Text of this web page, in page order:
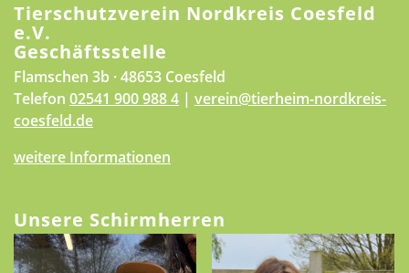
Tierschutzverein Nordkreis Coesfeld
e.V.
Geschäftsstelle
Flamschen 3b · 48653 Coesfeld
Telefon 02541 900 988 4 | verein@tierheim-nordkreis-
coesfeld.de
weitere Informationen
Unsere Schirmherren